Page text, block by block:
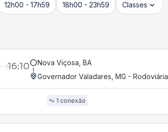
12h00 - 17h59 18h00 - 23h59 Classes
16:10
Nova Viçosa, BA
Governador Valadares, MG - Rodoviária
1 conexão